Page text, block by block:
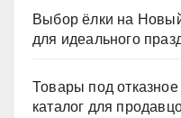
Выбор ёлки на
для идеального
Товары под
каталог для